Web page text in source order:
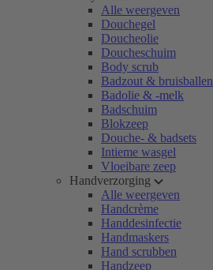
Alle weergeven
Douchegel
Doucheolie
Doucheschuim
Body scrub
Badzout & bruisballen
Badolie & -melk
Badschuim
Blokzeep
Douche- & badsets
Intieme wasgel
Vloeibare zeep
Handverzorging
Alle weergeven
Handcrème
Handdesinfectie
Handmaskers
Hand scrubben
Handzeep